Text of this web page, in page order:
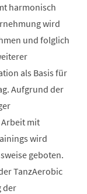
harmonisch
wird
und folglich
als Basis für
Aufgrund der
Arbeit mit
wird
geboten.
TanzAerobic
der